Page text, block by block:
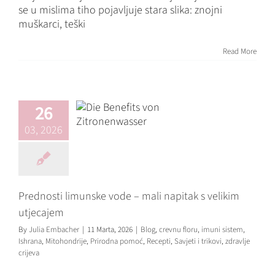
se u mislima tiho pojavljuje stara slika: znojni
muškarci, teški
Read More
26
03, 2026
Blog crevnu floru imuni
sistem Ishrana Mitohondrije
Prednosti limunske vode – mali napitak s velikim
utjecajem
ByJulia Embacher | 11 Marta, 2026 | Blog, crevnu floru, imuni sistem,
Ishrana, Mitohondrije, Prirodna pomoć, Recepti, Savjeti i trikovi, zdravlje
crijeva